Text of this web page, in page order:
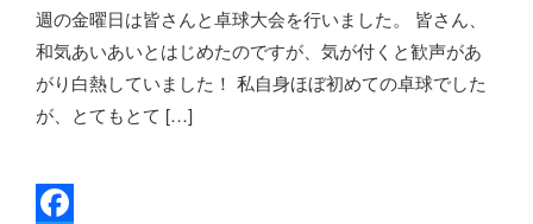
k
r
週の金曜日は皆さんと卓球大会を行いました。 皆さん、
和気あいあいとはじめたのですが、気が付くと歓声があ
がり白熱していました！ 私自身ほぼ初めての卓球でした
が、とてもとて […]